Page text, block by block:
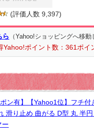
(評価人数 9,397)
ら （Yahoo!ショッピングへ移動
Yahoo!ポイント数：361ポイ
ポン有】【Yahoo1位】フチ
滑り止め 曲がる D型 丸 半
ー